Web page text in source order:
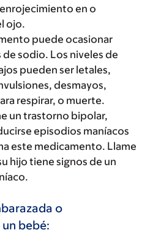
en o
ojo.
puede ocasionar
de sodio. Los niveles de
pueden ser letales,
desmayos,
respirar, o muerte.
un trastorno bipolar,
episodios maníacos
este medicamento. Llame
hijo tiene signos de un
o
bebé: